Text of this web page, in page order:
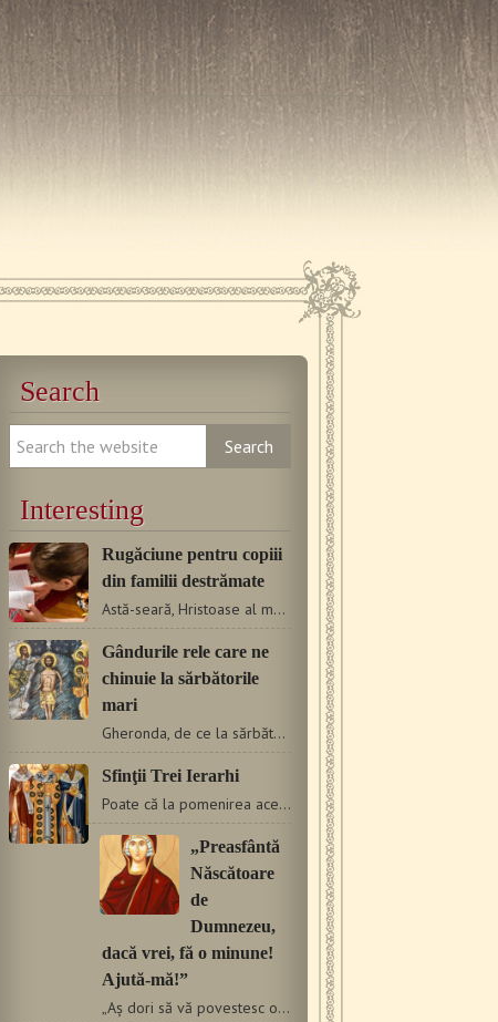
Search
Interesting
Rugăciune pentru copiii
din familii destrămate
Astă-seară, Hristoase al meu, Te voi implora pentru copiii…
Gândurile rele care ne
chinuie la sărbătorile
mari
Gheronda, de ce la sărbătorile mai mari, de obicei, ne vin…
Sfinţii Trei Ierarhi
Poate că la pomenirea acestei troiţe de arhierei nu se putea…
„Preasfântă
Născătoare
de
Dumnezeu,
dacă vrei, fă o minune!
Ajută-mă!”
„Aș dori să vă povestesc o minune ce mi s-a întâmplat…